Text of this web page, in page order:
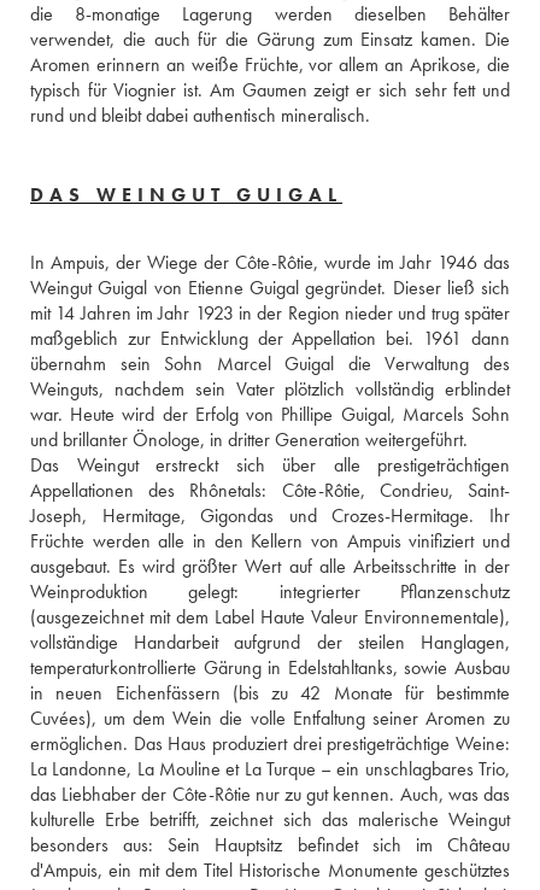
die 8-monatige Lagerung werden dieselben Behälter
verwendet, die auch für die Gärung zum Einsatz kamen. Die
Aromen erinnern an weiße Früchte, vor allem an Aprikose, die
typisch für Viognier ist. Am Gaumen zeigt er sich sehr fett und
rund und bleibt dabei authentisch mineralisch.
DAS WEINGUT GUIGAL
In Ampuis, der Wiege der Côte-Rôtie, wurde im Jahr 1946 das
Weingut Guigal von Etienne Guigal gegründet. Dieser ließ sich
mit 14 Jahren im Jahr 1923 in der Region nieder und trug später
maßgeblich zur Entwicklung der Appellation bei. 1961 dann
übernahm sein Sohn Marcel Guigal die Verwaltung des
Weinguts, nachdem sein Vater plötzlich vollständig erblindet
war. Heute wird der Erfolg von Phillipe Guigal, Marcels Sohn
und brillanter Önologe, in dritter Generation weitergeführt.
Das Weingut erstreckt sich über alle prestigeträchtigen
Appellationen des Rhônetals: Côte-Rôtie, Condrieu, Saint-
Joseph, Hermitage, Gigondas und Crozes-Hermitage. Ihr
Früchte werden alle in den Kellern von Ampuis vinifiziert und
ausgebaut. Es wird größter Wert auf alle Arbeitsschritte in der
Weinproduktion gelegt: integrierter Pflanzenschutz
(ausgezeichnet mit dem Label Haute Valeur Environnementale),
vollständige Handarbeit aufgrund der steilen Hanglagen,
temperaturkontrollierte Gärung in Edelstahltanks, sowie Ausbau
in neuen Eichenfässern (bis zu 42 Monate für bestimmte
Cuvées), um dem Wein die volle Entfaltung seiner Aromen zu
ermöglichen. Das Haus produziert drei prestigeträchtige Weine:
La Landonne, La Mouline et La Turque – ein unschlagbares Trio,
das Liebhaber der Côte-Rôtie nur zu gut kennen. Auch, was das
kulturelle Erbe betrifft, zeichnet sich das malerische Weingut
besonders aus: Sein Hauptsitz befindet sich im Château
d'Ampuis, ein mit dem Titel Historische Monumente geschütztes